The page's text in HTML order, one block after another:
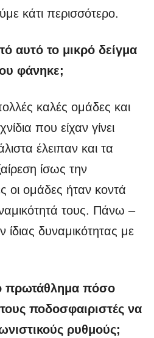
κάτι περισσότερο.
αυτό το μικρό δείγμα
φάνηκε;
καλές ομάδες και
που είχαν γίνει
έλειπαν και τα
ίσως την
οι ομάδες ήταν κοντά
τους. Πάνω –
δυναμικότητας με
πρωτάθλημα πόσο
ποδοσφαιριστές να
ρυθμούς;